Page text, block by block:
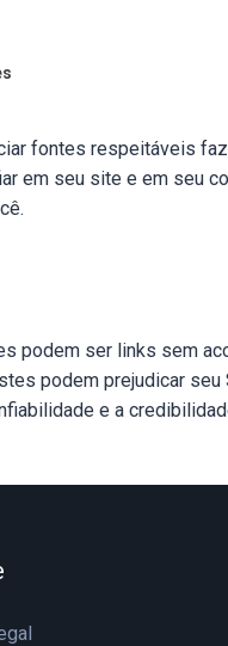
fontes respeitáveis
em seu site e em seu
podem ser links sem
podem prejudicar
e a